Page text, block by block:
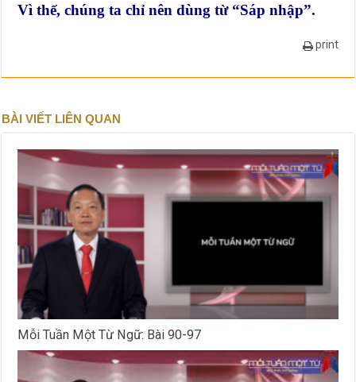
Vì thế, chúng ta chỉ nên dùng từ “Sáp nhập”.
print
BÀI VIẾT LIÊN QUAN
Mỗi Tuần Một Từ Ngữ: Bài 90-97